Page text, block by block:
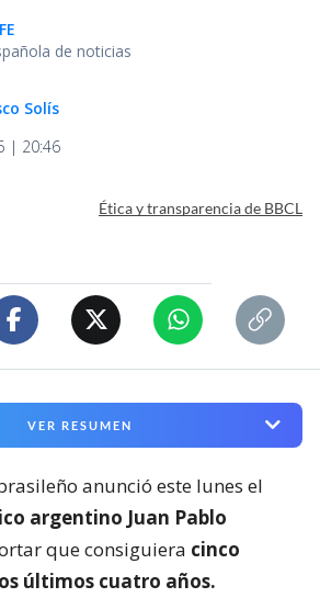
de noticias
Solís
| 20:46
Ética y transparencia de BBCL
VER RESUMEN
anunció este lunes el
argentino Juan Pablo
que consiguiera cinco
últimos cuatro años.